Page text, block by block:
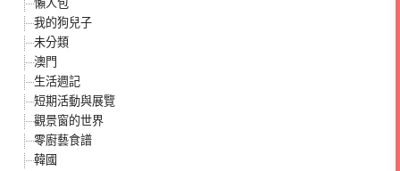
懶人包
我的狗兒子
未分類
澳門
生活週記
短期活動與展覽
觀景窗的世界
零廚藝食譜
韓國